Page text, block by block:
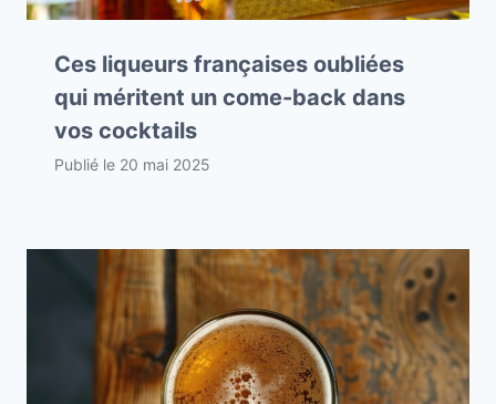
Ces liqueurs françaises oubliées
qui méritent un come-back dans
vos cocktails
Publié le 20 mai 2025